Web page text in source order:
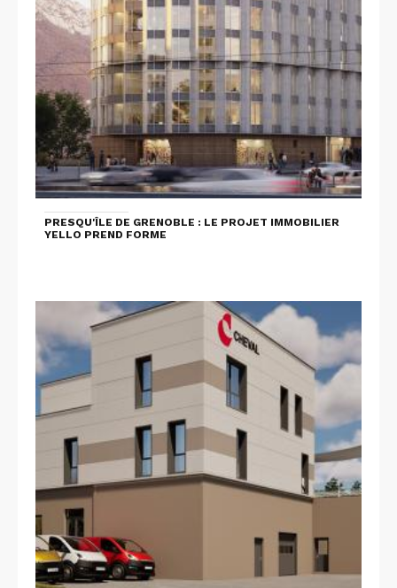
PRESQU'ÎLE DE GRENOBLE : LE PROJET IMMOBILIER
YELLO PREND FORME